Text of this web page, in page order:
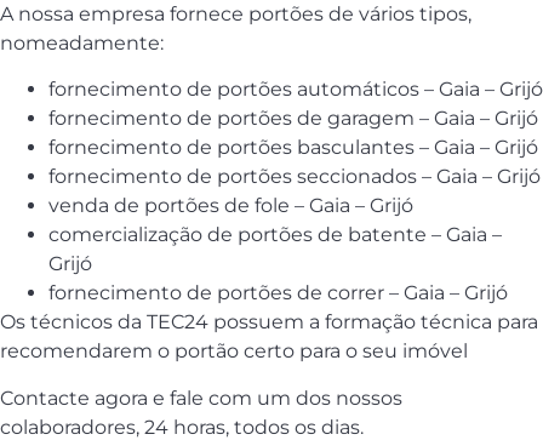
A nossa empresa fornece portões de vários tipos,
nomeadamente:
fornecimento de portões automáticos – Gaia – Grijó
fornecimento de portões de garagem – Gaia – Grijó
fornecimento de portões basculantes – Gaia – Grijó
fornecimento de portões seccionados – Gaia – Grijó
venda de portões de fole – Gaia – Grijó
comercialização de portões de batente – Gaia –
Grijó
fornecimento de portões de correr – Gaia – Grijó
Os técnicos da TEC24 possuem a formação técnica para
recomendarem o portão certo para o seu imóvel
Contacte agora e fale com um dos nossos
colaboradores, 24 horas, todos os dias.